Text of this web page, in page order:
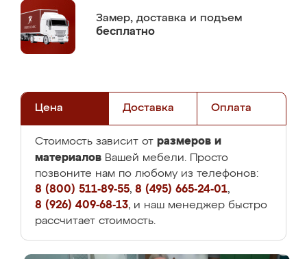
Замер, доставка и подъем
бесплатно
Цена Доставка Оплата
Стоимость зависит от размеров и
материалов Вашей мебели. Просто
позвоните нам по любому из телефонов:
8 (800) 511-89-55, 8 (495) 665-24-01,
8 (926) 409-68-13, и наш менеджер быстро
рассчитает стоимость.